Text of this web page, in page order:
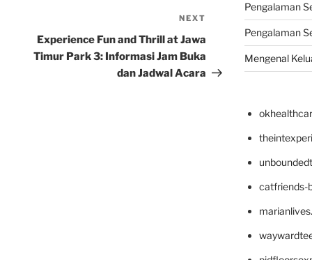
NEXT
Experience Fun and Thrill at Jawa
Timur Park 3: Informasi Jam Buka
dan Jadwal Acara
Pengalaman
Pengalaman
Mengenal
catfriends-